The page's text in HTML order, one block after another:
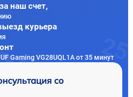
наш счет,
курьера
Gaming VG28UQL1A от 35 минут
со